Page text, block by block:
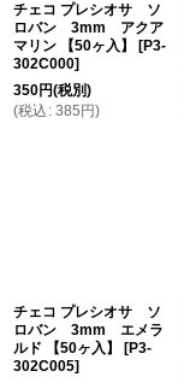
チェコ プレシオサ ソ
ロバン 3mm アクア
マリン 【50ヶ入】
[P3-
302C000]
350円(税別)
(税込 : 385 円)
チェコ プレシオサ ソ
ロバン 3mm エメラ
ルド 【50ヶ入】
[P3-
302C005]